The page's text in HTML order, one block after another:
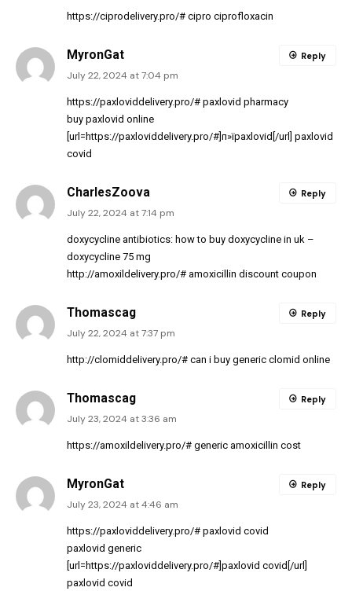
https://ciprodelivery.pro/# cipro ciprofloxacin
MyronGat
July 22, 2024 at 7:04 pm
https://paxloviddelivery.pro/# paxlovid pharmacy
buy paxlovid online
[url=https://paxloviddelivery.pro/#]п»їpaxlovid[/url] paxlovid
covid
Reply
CharlesZoova
July 22, 2024 at 7:14 pm
doxycycline antibiotics: how to buy doxycycline in uk –
doxycycline 75 mg
http://amoxildelivery.pro/# amoxicillin discount coupon
Reply
Thomascag
July 22, 2024 at 7:37 pm
http://clomiddelivery.pro/# can i buy generic clomid online
Reply
Thomascag
July 23, 2024 at 3:36 am
https://amoxildelivery.pro/# generic amoxicillin cost
Reply
MyronGat
July 23, 2024 at 4:46 am
https://paxloviddelivery.pro/# paxlovid covid
paxlovid generic
[url=https://paxloviddelivery.pro/#]paxlovid covid[/url]
paxlovid covid
Reply